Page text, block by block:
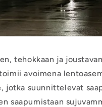
tehokkaan ja
avoimena
suunnittelevat
saapumistaan